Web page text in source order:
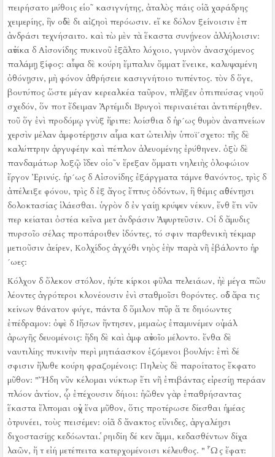
πειρήσατο μύθοις εἱο῀ κασιγνήτης, ἀταλὸς πάις οἱᾶ χαράδρης
χειμερίης, ἣν οὐδὲ δι αἰζηοὶ περόωσιν. εἴ κε δόλον ξείνοισιν ἐπ
ἀνδράσι τεχνήσαιτο. καὶ τὼ μὲν τὰ ἕκαστα συνῄνεον ἀλλήλοισιν:
αὐτίκα δ Αἰσονίδης πυκινοῦ ἐξᾶλτο λόχοιο, γυμνὸν ἀνασχόμενος
παλάμῃ ξίφος: αἶψα δὲ κούρη ἔμπαλιν ὄμματ ἔνεικε, καλυψαμένη
ὀθόνῃσιν, μὴ φόνον ἀθρήσειε κασιγνήτοιο τυπέντος. τὸν δ ὅγε,
βουτύπος ὥστε μέγαν κερεαλκέα ταῦρον, πλῆξεν ὀπιπεύσας νηοῦ
σχεδόν, ὅν ποτ ἔδειμαν Ἀρτέμιδι Βρυγοὶ περιναιέται ἀντιπέρηθεν.
τοῦ ὅγ ἐνὶ προδόμῳ γνὺξ ἤριπε: λοίσθια δ ἡρ´ως θυμὸν ἀναπνείων
χερσὶν μέλαν ἀμφοτέρῃσιν αἷμα κατ ὠτειλὴν ὑποϊ´σχετο: τῆς δὲ
καλύπτρην ἀργυφέην καὶ πέπλον ἀλευομένης ἐρύθηνεν. ὀξὺ δὲ
πανδαμάτωρ λοξῷ ἴδεν οἱο῀ν ἔρεξαν ὄμματι νηλειὴς ὀλοφώιον
ἔργον Ἐρινύς. ἡρ´ως δ Αἰσονίδης ἐξάργματα τάμνε θανόντος, τρὶς δ
ἀπέλειξε φόνου, τρὶς δ ἐξ ἄγος ἔπτυς ὀδόντων, ἣ θέμις αὐθέντῃσι
δολοκτασίας ἱλάεσθαι. ὑγρὸν δ ἐν γαίῃ κρύψεν νέκυν, ἔνθ ἔτι νῦν
περ κείαται ὀστέα κεῖνα μετ ἀνδράσιν Ἀψυρτεῦσιν. Οἱ δ ἄμυδις
πυρσοῖο σέλας προπάροιθεν ἰδόντες, τό σφιν παρθενικὴ τέκμαρ
μετιοῦσιν ἀείρεν, Κολχίδος ἀγχόθι νηὸς ἑὴν παρὰ νῆ ἐβάλοντο ἡρ
´ωες:
Κόλχον δ ὄλεκον στόλον, ἠύτε κίρκοι φῦλα πελειάων, ἠὲ μέγα πῶυ
λέοντες ἀγρότεροι κλονέουσιν ἐνὶ σταθμοῖσι θορόντες. οὐδ ἄρα τις
κείνων θάνατον φύγε, πάντα δ ὅμιλον πῦρ ἅ τε δηιόωντες
ἐπέδραμον: ὀψὲ δ Ιἤσων ἤντησεν, μεμαὼς ἐπαμυνέμεν οὐ μάλ
ἀρωγῆς δευομένοις: ἤδη δὲ καὶ ἀμφ αὐτοῖο μέλοντο. ἔνθα δὲ
ναυτιλίης πυκινὴν περὶ μητιάασκον ἑζόμενοι βουλήν: ἐπὶ δέ
σφισιν ἤλυθε κούρη φραζομένοις: Πηλεὺς δὲ παροίτατος ἔκφατο
μῦθον: "Ἤδη νῦν κέλομαι νύκτωρ ἔτι νῆ ἐπιβάντας εἰρεσίῃ περάαν
πλόον ἀντίον, ᾧ ἐπέχουσιν δήιοι: ἠῶθεν γὰρ ἐπαθρήσαντας
ἕκαστα ἔλπομαι οὐχ ἕνα μῦθον, ὅτις προτέρωσε δίεσθαι ἡμέας
ὀτρυνέει, τοὺς πεισέμεν: οἱᾶ δ ἄνακτος εὔνιδες, ἀργαλέῃσι
διχοστασίῃς κεδόωνται. ῥηιδίη δέ κεν ἄμμι, κεδασθέντων δίχα
λαῶν, ἤ τ εἰή μετέπειτα κατερχομένοισι κέλευθος. " Ὧς ἔφατ: